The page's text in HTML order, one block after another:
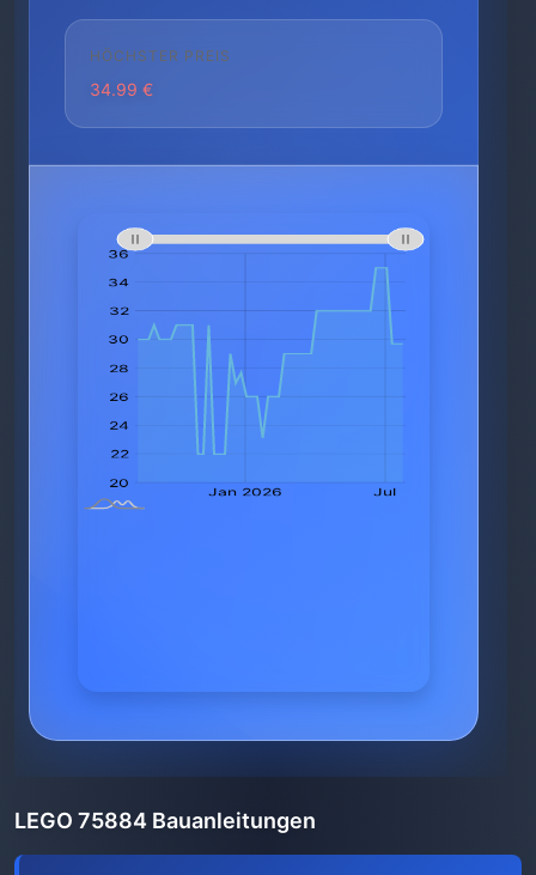
HÖCHSTER PREIS
34.99 €
LEGO 75884 Bauanleitungen